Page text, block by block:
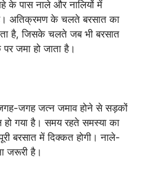
के पास नाले और नालियों में
अतिक्रमण के चलते बरसात का
है, जिसके चलते जब भी बरसात
पर जमा हो जाता है।
जगह जत्न जमाव होने से सड़कों
गया है। समय रहते समस्या का
बरसात में दिक्कत होगी। नाले-
जरूरी है।